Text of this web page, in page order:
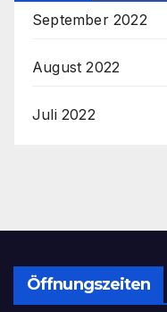
September 2022
August 2022
Juli 2022
Öffnungszeiten